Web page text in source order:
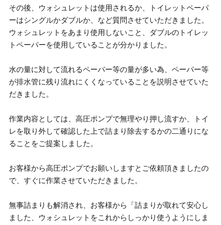
その後、ウォシュレットは使用されるか、トイレットペーパ
ーはシングルかダブルか、など質問させていただきました。
ウォシュレットをあまり使用しないこと、ダブルのトイレッ
トペーパーを使用していることが分かりました。
水の量に対して流れるペーパー等の量が多い為、ペーパー等
が排水管に残り流れにくくなっていることを説明させていた
だきました。
作業内容としては、高圧ポンプで無理やり押し流すか、トイ
レを取り外して確認した上で詰まり除去するかの二通りにな
ることをご提案しました。
お客様から高圧ポンプでお願いしますとご依頼頂きましたの
で、すぐに作業させていただきました。
無事詰まりも解消され、お客様から「詰まりが取れて安心し
ました、ウォシュレットをこれからしっかり使うようにしま